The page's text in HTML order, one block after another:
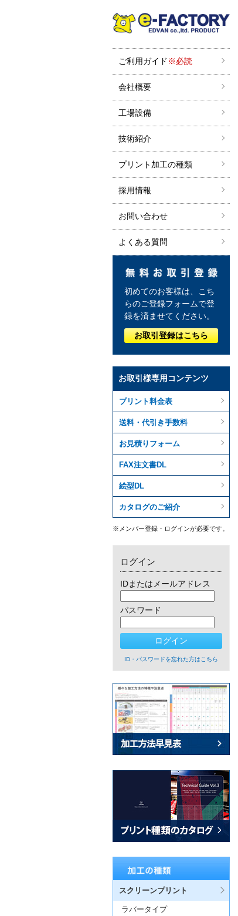
ご利用ガイド ※必読
会社概要
工場設備
技術紹介
プリント加工の種類
採用情報
お問い合わせ
よくある質問
初めてのお客様は、こち
らのご登録フォームで登
録を済ませてください。
お取引登録はこちら
お取引様専用コンテンツ
プリント料金表
送料・代引き手数料
お見積りフォーム
FAX注文書DL
絵型DL
カタログのご紹介
※メンバー登録・ログインが必要です。
ログイン
IDまたはメールアドレス
パスワード
ID・パスワードを忘れた方はこちら
スクリーンプリント
ラバータイプ